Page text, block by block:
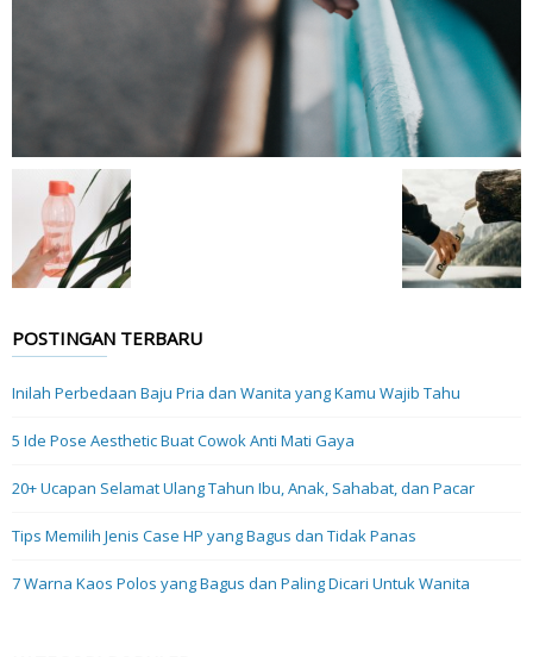
POSTINGAN TERBARU
Inilah Perbedaan Baju Pria dan Wanita yang Kamu Wajib Tahu
5 Ide Pose Aesthetic Buat Cowok Anti Mati Gaya
20+ Ucapan Selamat Ulang Tahun Ibu, Anak, Sahabat, dan Pacar
Tips Memilih Jenis Case HP yang Bagus dan Tidak Panas
7 Warna Kaos Polos yang Bagus dan Paling Dicari Untuk Wanita